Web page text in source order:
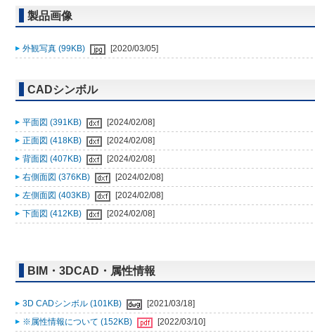
製品画像
外観写真 (99KB) [2020/03/05]
CADシンボル
平面図 (391KB)
[2024/02/08]
正面図 (418KB)
[2024/02/08]
背面図 (407KB)
[2024/02/08]
右側面図 (376KB)
[2024/02/08]
左側面図 (403KB)
[2024/02/08]
下面図 (412KB)
[2024/02/08]
BIM・3DCAD・属性情報
3D CADシンボル (101KB)
[2021/03/18]
※属性情報について (152KB)
[2022/03/10]